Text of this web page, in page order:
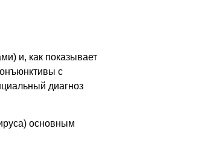
и, как показывает
с
диагноз
основным